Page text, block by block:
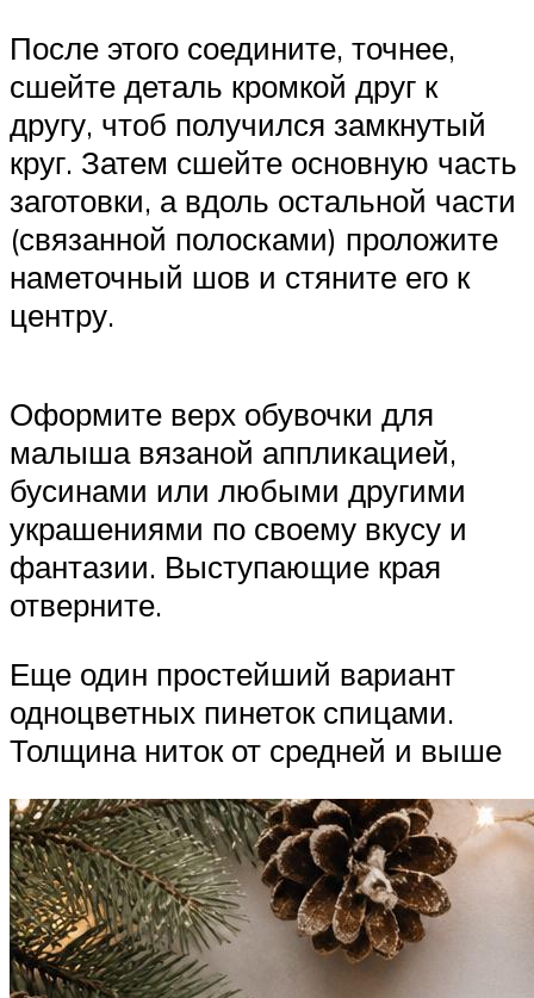
После этого соедините, точнее,
сшейте деталь кромкой друг к
другу, чтоб получился замкнутый
круг. Затем сшейте основную часть
заготовки, а вдоль остальной части
(связанной полосками) проложите
наметочный шов и стяните его к
центру.
Оформите верх обувочки для
малыша вязаной аппликацией,
бусинами или любыми другими
украшениями по своему вкусу и
фантазии. Выступающие края
отверните.
Еще один простейший вариант
одноцветных пинеток спицами.
Толщина ниток от средней и выше